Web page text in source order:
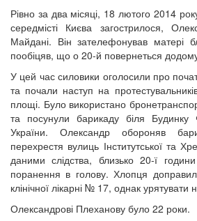
Рівно за два місяці, 18 лютого 2014
середмісті Києва загострилося,
Майдані. Він зателефонував матері
пообіцяв, що о 20-й повернеться
У цей час силовики оголосили про
та почали наступ на
площі. Було використано
та посунули барикаду біля Будинку
України. Олександр обороняв
перехрестя вулиць Інститутської та
даними слідства, близько 20-ї
поранення в голову. Хлопця
клінічної лікарні № 17, однак урятувати
Олександрові Плеханову було 22 роки.